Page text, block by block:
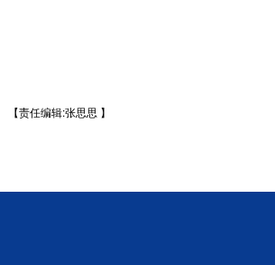
【责任编辑:张思思 】